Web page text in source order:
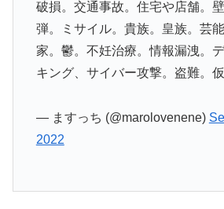
破損。交通事故。住宅や店舗。
弾。ミサイル。貴族。皇族。芸
家。鬱。不妊治療。情報漏洩。
キング、サイバー攻撃。盗難。仮
— ますっち (@marolovenene)
2022